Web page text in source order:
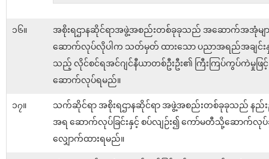
၁၆။
အစိုးရဌာနဆိုင်ရာအဖွဲ့အစည်းတစ်ခုခုသည် အဆောက်အအုံမျ
ဆောက်လုပ်လိုပါက သတ်မှတ် ထားသော ပညာအရည်အချင်းနှ
သည့် လိုင်စင်ရအင်ဂျင်နီယာတစ်ဦးဦး၏ ကြီးကြပ်ကွပ်ကဲမှုဖြင့်
ဆောက်လုပ်ရမည်။
၁၇။
သက်ဆိုင်ရာ အစိုးရဌာနဆိုင်ရာ အဖွဲ့အစည်းတစ်ခုခုသည် နည်း
အရ ဆောက်လုပ်ခြင်းနှင့် စပ်လျဉ်း၍ ကော်မတီသို့ဆောက်လုပ်
လျှောက်ထားရမည်။